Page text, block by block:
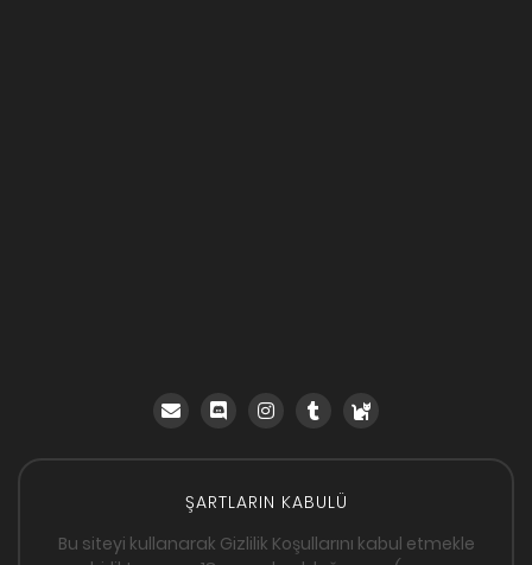
ŞARTLARIN KABULÜ
Bu siteyi kullanarak Gizlilik Koşullarını kabul etmekle